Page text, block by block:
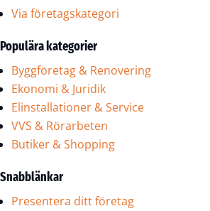
Via företagskategori
Populära kategorier
Byggföretag & Renovering
Ekonomi & Juridik
Elinstallationer & Service
VVS & Rörarbeten
Butiker & Shopping
Snabblänkar
Presentera ditt företag